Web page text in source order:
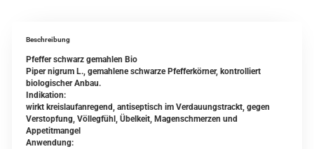
Beschreibung
Pfeffer schwarz gemahlen Bio
Piper nigrum L., gemahlene schwarze Pfefferkörner, kontrolliert
biologischer Anbau.
Indikation:
wirkt kreislaufanregend, antiseptisch im Verdauungstrackt, gegen
Verstopfung, Völlegfühl, Übelkeit, Magenschmerzen und
Appetitmangel
Anwendung: